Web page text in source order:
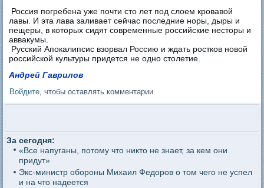
Россия погребена уже почти сто лет под слоем кровавой
лавы. И эта лава заливает сейчас последние норы, дыры и
пещеры, в которых сидят современные российские несторы и
аввакумы.
Русский Апокалипсис взорвал Россию и ждать ростков новой
российской культуры придется не одно столетие.
Андрей Гаврилов
Войдите , чтобы оставлять комментарии
За сегодня:
«Все напуганы, потому что никто не знает, за кем они
придут»
Экс-министр обороны Михаил Федоров о том чего не успел
и на что надеется